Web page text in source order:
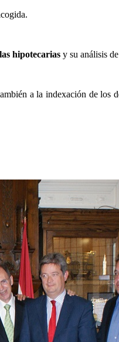
hipotecarias y su análisis
a la indexación de los